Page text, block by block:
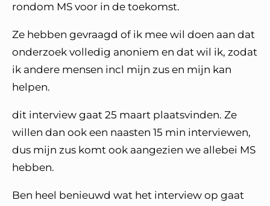
rondom MS voor in de toekomst.
Ze hebben gevraagd of ik mee wil doen aan dat
onderzoek volledig anoniem en dat wil ik, zodat
ik andere mensen incl mijn zus en mijn kan
helpen.
dit interview gaat 25 maart plaatsvinden. Ze
willen dan ook een naasten 15 min interviewen,
dus mijn zus komt ook aangezien we allebei MS
hebben.
Ben heel benieuwd wat het interview op gaat